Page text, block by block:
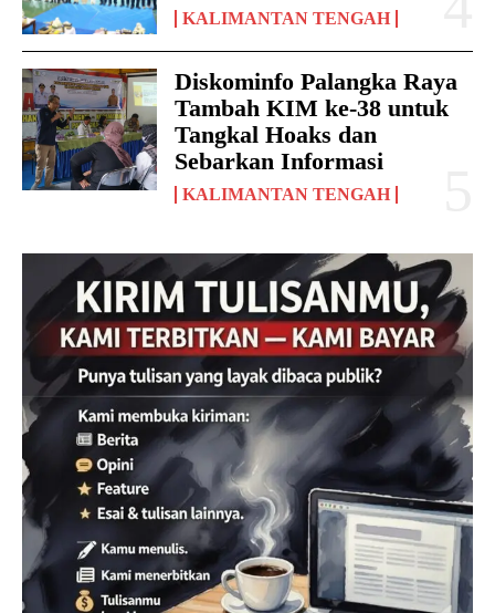
KALIMANTAN TENGAH
Diskominfo Palangka Raya
Tambah KIM ke-38 untuk
Tangkal Hoaks dan
Sebarkan Informasi
KALIMANTAN TENGAH